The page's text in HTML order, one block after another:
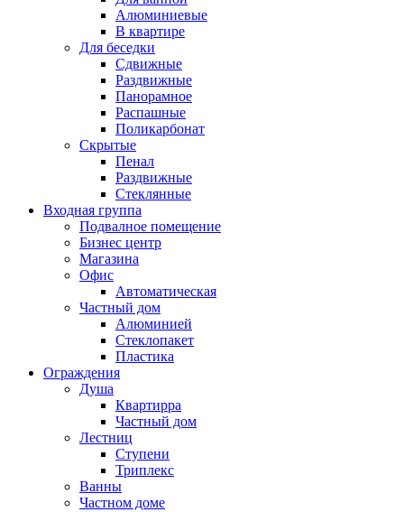
Алюминиевые
В квартире
Для беседки
Сдвижные
Раздвижные
Панорамное
Распашные
Поликарбонат
Скрытые
Пенал
Раздвижные
Стеклянные
Входная группа
Подвалное помещение
Бизнес центр
Магазина
Офис
Автоматическая
Частный дом
Алюминией
Стеклопакет
Пластика
Ограждения
Душа
Квартирра
Частный дом
Лестниц
Ступени
Триплекс
Ванны
Частном доме